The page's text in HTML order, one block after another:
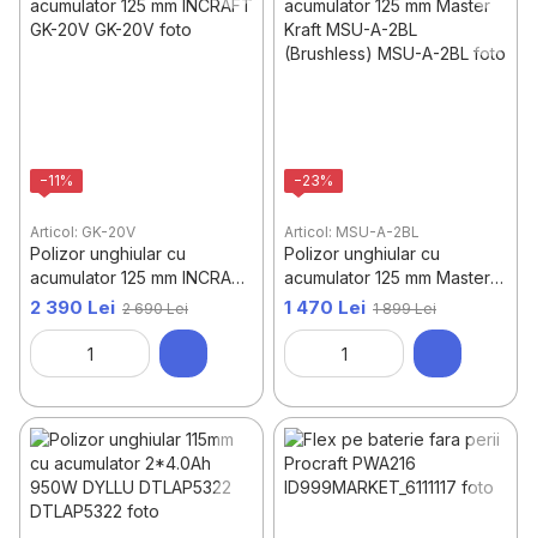
−11%
Articol: GK-20V
Polizor unghiular cu
acumulator 125 mm INCRAFT
GK-20V
2 390 Lei 2 690 Lei
−23%
Articol: MSU-A-2BL
Polizor unghiular cu
acumulator 125 mm Master
Kraft MSU-A-2BL
(Brushless)
1 470 Lei 1 899 Lei